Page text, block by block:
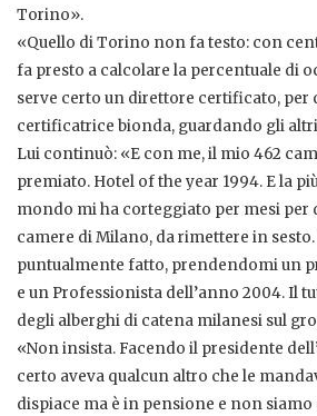
Torino».
«Quello di Torino non fa testo: con
fa presto a calcolare la percentuale di
serve certo un direttore certificato, per
certificatrice bionda, guardando gli
Lui continuò: «E con me, il mio 462
premiato. Hotel of the year 1994. E la
mondo mi ha corteggiato per mesi per
camere di Milano, da rimettere in sesto.
puntualmente fatto, prendendomi un
e un Professionista dell’anno 2004. Il
degli alberghi di catena milanesi sul
«Non insista. Facendo il presidente
certo aveva qualcun altro che le
dispiace ma è in pensione e non